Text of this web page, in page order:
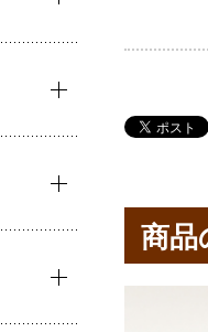
商品